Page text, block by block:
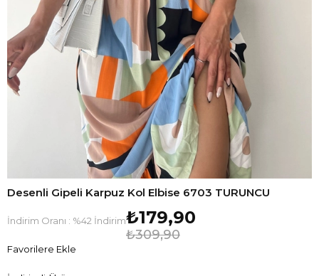
Desenli Gipeli Karpuz Kol Elbise 6703 TURUNCU
İndirim Oranı : %42 İndirim
₺309,90
₺179,90
Favorilere Ekle